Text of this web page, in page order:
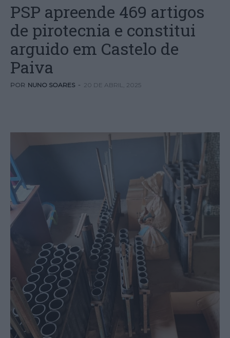
PSP apreende 469 artigos
de pirotecnia e constitui
arguido em Castelo de
Paiva
POR NUNO SOARES - 20 DE ABRIL, 2025